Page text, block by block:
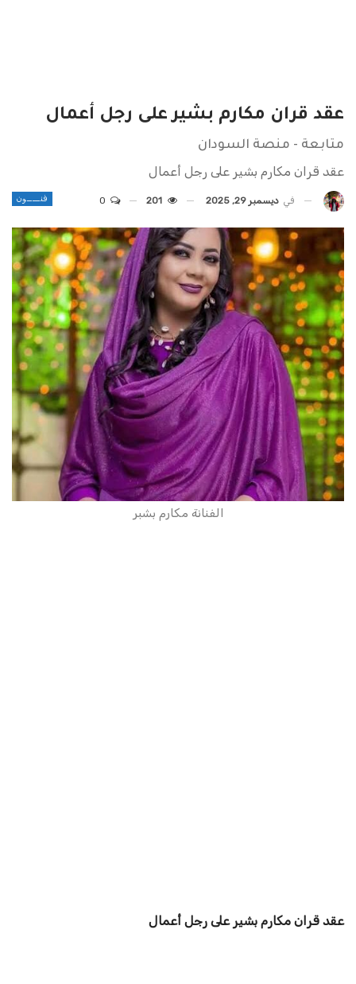
عقد قران مكارم بشير على رجل أعمال
متابعة - منصة السودان
عقد قران مكارم بشير على رجل أعمال
فنـــــون في ديسمبر 29, 2025 201
الفنانة مكارم بشبر
عقد قران مكارم بشير على رجل أعمال